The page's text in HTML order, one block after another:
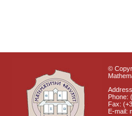
©
Phone:
Fax:
E-mail: